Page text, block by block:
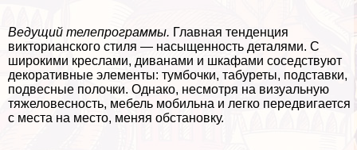
Ведущий телепрограммы. Главная тенденция
викторианского стиля — насыщенность деталями. С
широкими креслами, диванами и шкафами соседствуют
декоративные элементы: тумбочки, табуреты, подставки,
подвесные полочки. Однако, несмотря на визуальную
тяжеловесность, мебель мобильна и легко передвигается
с места на место, меняя обстановку.